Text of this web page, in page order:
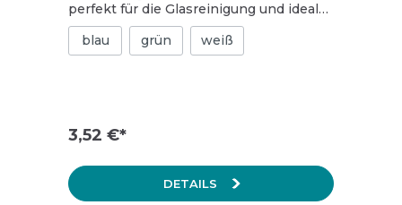
perfekt für die Glasreinigung und ideal
für große Flächen Als Lederersatz
geeignet Mit stabilem Aufhänger Mit
doppelt vernähtem Kantenschutz und
blau grün weiß
3,52 €*
DETAILS